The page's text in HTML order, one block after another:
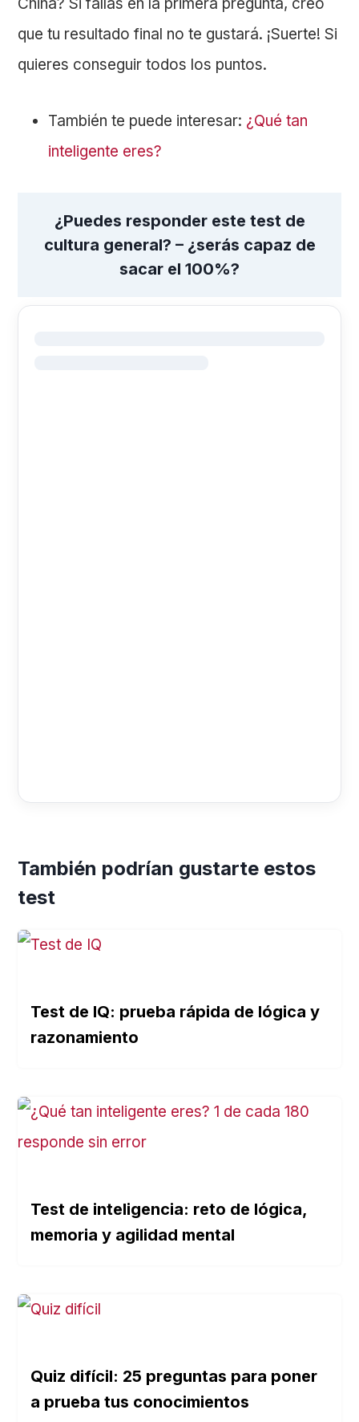
China? Si fallas en la primera pregunta, creo
que tu resultado final no te gustará. ¡Suerte! Si
quieres conseguir todos los puntos.
También te puede interesar: ¿Qué tan
inteligente eres?
¿Puedes responder este test de
cultura general? – ¿serás capaz de
sacar el 100%?
También podrían gustarte estos
test
Test de IQ: prueba rápida de lógica y
razonamiento
Test de inteligencia: reto de lógica,
memoria y agilidad mental
Quiz difícil: 25 preguntas para poner
a prueba tus conocimientos